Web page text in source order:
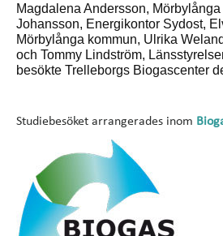
Magdalena Andersson,
Johansson, Energikontor Sydost,
Mörbylånga kommun, Ulrika
och Tommy Lindström,
besökte Trelleborgs Biogascenter
Studiebesöket arrangerades inom